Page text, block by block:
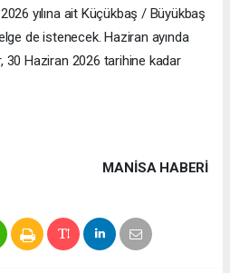
yılına ait Küçükbaş / Büyükbaş
de istenecek. Haziran ayında
30 Haziran 2026 tarihine kadar
MANISA HABERİ